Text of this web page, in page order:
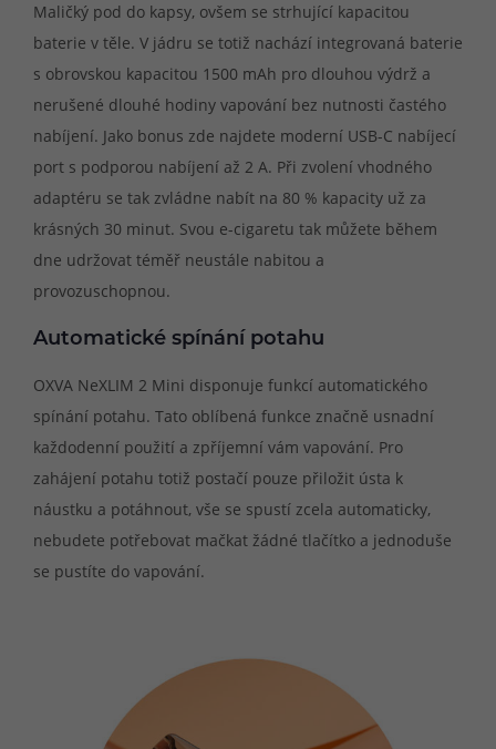
Maličký pod do kapsy, ovšem se strhující kapacitou
baterie v těle. V jádru se totiž nachází integrovaná baterie
s obrovskou kapacitou 1500 mAh pro dlouhou výdrž a
nerušené dlouhé hodiny vapování bez nutnosti častého
nabíjení. Jako bonus zde najdete moderní USB-C nabíjecí
port s podporou nabíjení až 2 A. Při zvolení vhodného
adaptéru se tak zvládne nabít na 80 % kapacity už za
krásných 30 minut. Svou e-cigaretu tak můžete během
dne udržovat téměř neustále nabitou a
provozuschopnou.
Automatické spínání potahu
OXVA NeXLIM 2 Mini disponuje funkcí automatického
spínání potahu. Tato oblíbená funkce značně usnadní
každodenní použití a zpříjemní vám vapování. Pro
zahájení potahu totiž postačí pouze přiložit ústa k
náustku a potáhnout, vše se spustí zcela automaticky,
nebudete potřebovat mačkat žádné tlačítko a jednoduše
se pustíte do vapování.